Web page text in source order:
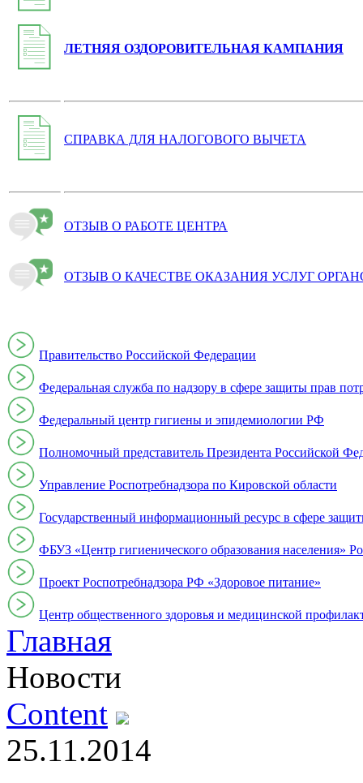
ЛЕТНЯЯ ОЗДОРОВИТЕЛЬНАЯ КАМПАНИЯ
СПРАВКА ДЛЯ НАЛОГОВОГО ВЫЧЕТА
ОТЗЫВ О РАБОТЕ ЦЕНТРА
ОТЗЫВ О КАЧЕСТВЕ ОКАЗАНИЯ УСЛУГ
Правительство Российской Федерации
Федеральная служба по надзору в сфере защиты прав
Федеральный центр гигиены и эпидемиологии РФ
Полномочный представитель Президента Российской
Управление Роспотребнадзора по Кировской области
Государственный информационный ресурс в сфере
ФБУЗ «Центр гигиенического образования населения»
Проект Роспотребнадзора РФ «Здоровое питание»
Центр общественного здоровья и медицинской
Главная
Новости
Content
25.11.2014